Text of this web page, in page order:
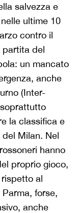
salvezza e
ultime 10
contro il
partita del
un mancato
anche
(Inter-
la classifica e
Milan. Nel
hanno
proprio gioco,
al
forse,
anche